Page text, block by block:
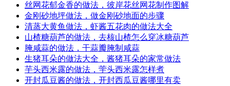
丝网花郁金香的做法，彼岸花丝网花制作图解
金刚砂地坪做法，做金刚砂地面的步骤
清蒸大黄鱼做法，虾酱五花肉的做法大全
山楂糖葫芦的做法，去核山楂怎么穿冰糖葫芦
腌咸蒜的做法，干蒜瓣腌制咸蒜
生猪耳朵的做法大全，酱猪耳朵的家常做法
芋头西米露的做法，荢头西米露怎样煮
开封瓜豆酱的做法，开封西瓜豆酱哪里有卖